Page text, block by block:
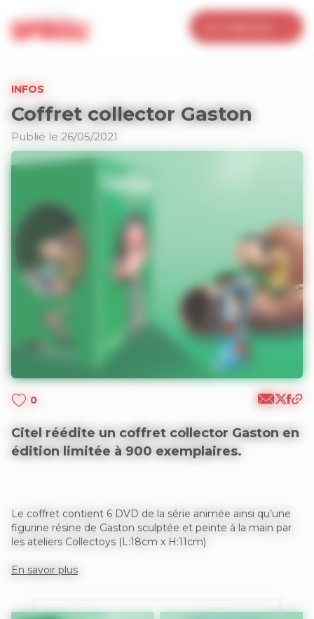
INFOS
Coffret collector Gaston
Publié le 26/05/2021
0
Citel réédite un coffret collector Gaston en
édition limitée à 900 exemplaires.
Le coffret contient 6 DVD de la série animée ainsi qu’une
figurine résine de Gaston sculptée et peinte à la main par
les ateliers Collectoys (L:18cm x H:11cm)
En savoir plus